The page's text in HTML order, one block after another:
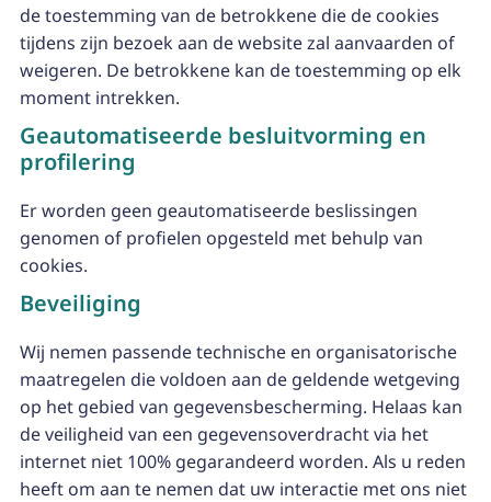
de toestemming van de betrokkene die de cookies
tijdens zijn bezoek aan de website zal aanvaarden of
weigeren. De betrokkene kan de toestemming op elk
moment intrekken.
Geautomatiseerde besluitvorming en
profilering
Er worden geen geautomatiseerde beslissingen
genomen of profielen opgesteld met behulp van
cookies.
Beveiliging
Wij nemen passende technische en organisatorische
maatregelen die voldoen aan de geldende wetgeving
op het gebied van gegevensbescherming. Helaas kan
de veiligheid van een gegevensoverdracht via het
internet niet 100% gegarandeerd worden. Als u reden
heeft om aan te nemen dat uw interactie met ons niet